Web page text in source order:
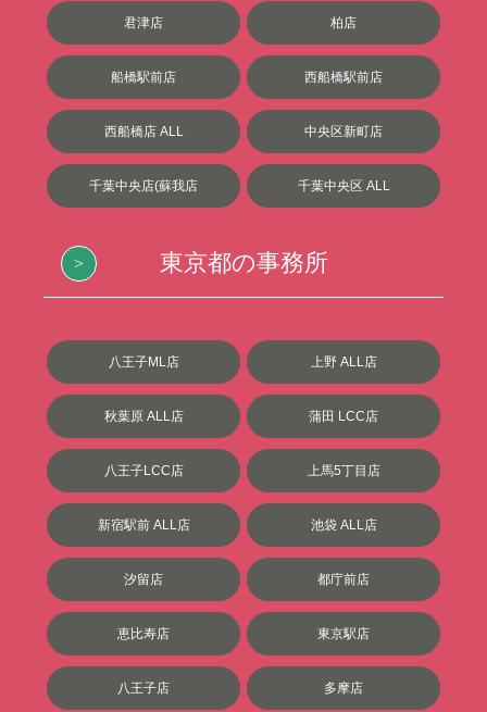
君津店 柏店
船橋駅前店 西船橋駅前店
西船橋店 ALL 中央区新町店
千葉中央店(蘇我店 千葉中央区 ALL
東京都の事務所
八王子ML店 上野 ALL店
秋葉原 ALL店 蒲田 LCC店
八王子LCC店 上馬5丁目店
新宿駅前 ALL店 池袋 ALL店
汐留店 都庁前店
恵比寿店 東京駅店
八王子店 多摩店